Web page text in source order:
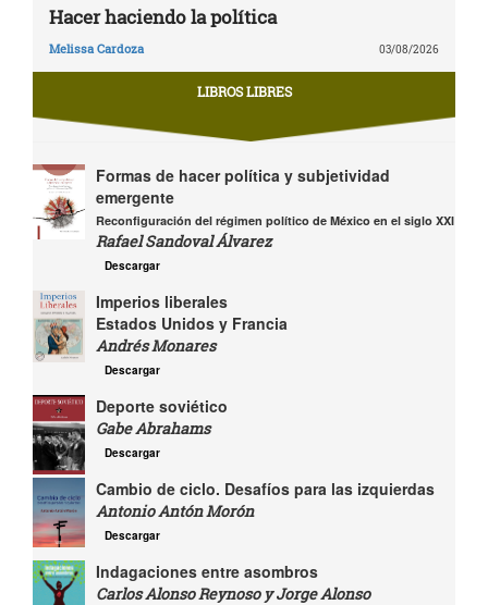
Hacer haciendo la política
Melissa Cardoza 03/08/2026
LIBROS LIBRES
Formas de hacer política y subjetividad
emergente
Reconfiguración del régimen político de México en el siglo XXI
Rafael Sandoval Álvarez
Descargar
Imperios liberales
Estados Unidos y Francia
Andrés Monares
Descargar
Deporte soviético
Gabe Abrahams
Descargar
Cambio de ciclo. Desafíos para las izquierdas
Antonio Antón Morón
Descargar
Indagaciones entre asombros
Carlos Alonso Reynoso y Jorge Alonso